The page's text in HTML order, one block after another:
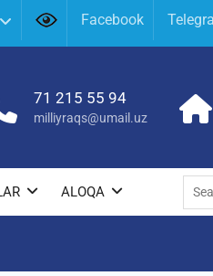
Facebook
71 215 55 94
milliyraqs@umail.uz
ALOQA
for: